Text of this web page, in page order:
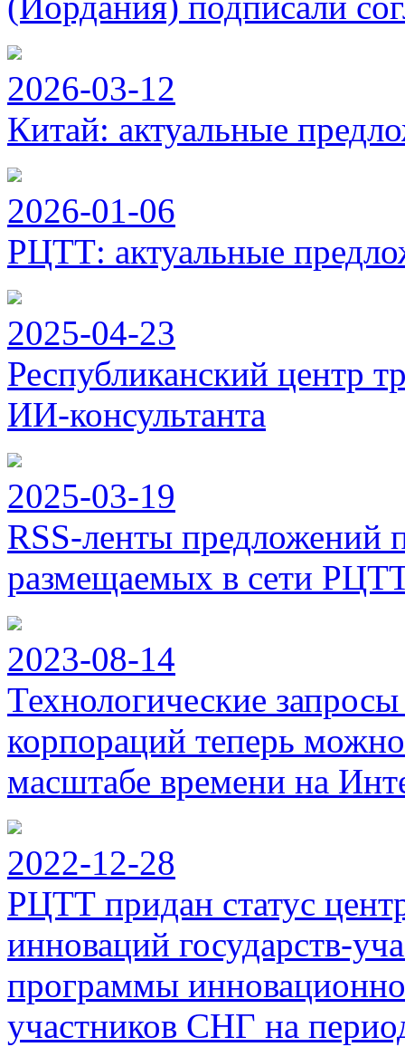
2026-03-12
Китай: актуальные
2026-01-06
РЦТТ: актуальные
2025-04-23
Республиканский центр
ИИ-консультанта
2025-03-19
RSS-ленты предложений
размещаемых в сети
2023-08-14
Технологические
корпораций теперь
масштабе времени на
2022-12-28
РЦТТ придан статус
инноваций государств-
программы
участников СНГ на